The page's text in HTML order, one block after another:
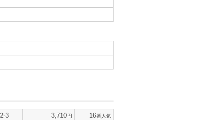
2-3 3,710円 16番人気